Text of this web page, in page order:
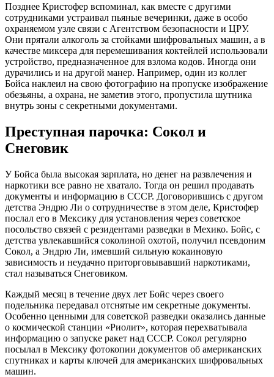
Позднее Кристофер вспоминал, как вместе с другими
сотрудниками устраивал пьяные вечеринки, даже в особо
охраняемом узле связи с Агентством безопасности и ЦРУ.
Они прятали алкоголь за стойками шифровальных машин, а в
качестве миксера для перемешивания коктейлей использовали
устройство, предназначенное для взлома кодов. Иногда они
дурачились и на другой манер. Например, один из коллег
Бойса наклеил на свою фотографию на пропуске изображение
обезьяны, а охрана, не заметив этого, пропустила шутника
внутрь зоны с секретными документами.
Преступная парочка: Сокол и
Снеговик
У Бойса была высокая зарплата, но денег на развлечения и
наркотики все равно не хватало. Тогда он решил продавать
документы и информацию в СССР. Договорившись с другом
детства Эндрю Ли о сотрудничестве в этом деле, Кристофер
послал его в Мексику для установления через советское
посольство связей с резидентами разведки в Мехико. Бойс, с
детства увлекавшийся соколиной охотой, получил псевдоним
Сокол, а Эндрю Ли, имевший сильную кокаиновую
зависимость и неудачно приторговывавший наркотиками,
стал называться Снеговиком.
Каждый месяц в течение двух лет Бойс через своего
подельника передавал отснятые им секретные документы.
Особенно ценными для советской разведки оказались данные
о космической станции «Риолит», которая перехватывала
информацию о запуске ракет над СССР. Сокол регулярно
посылал в Мексику фотокопии документов об американских
спутниках и карты ключей для американских шифровальных
машин.